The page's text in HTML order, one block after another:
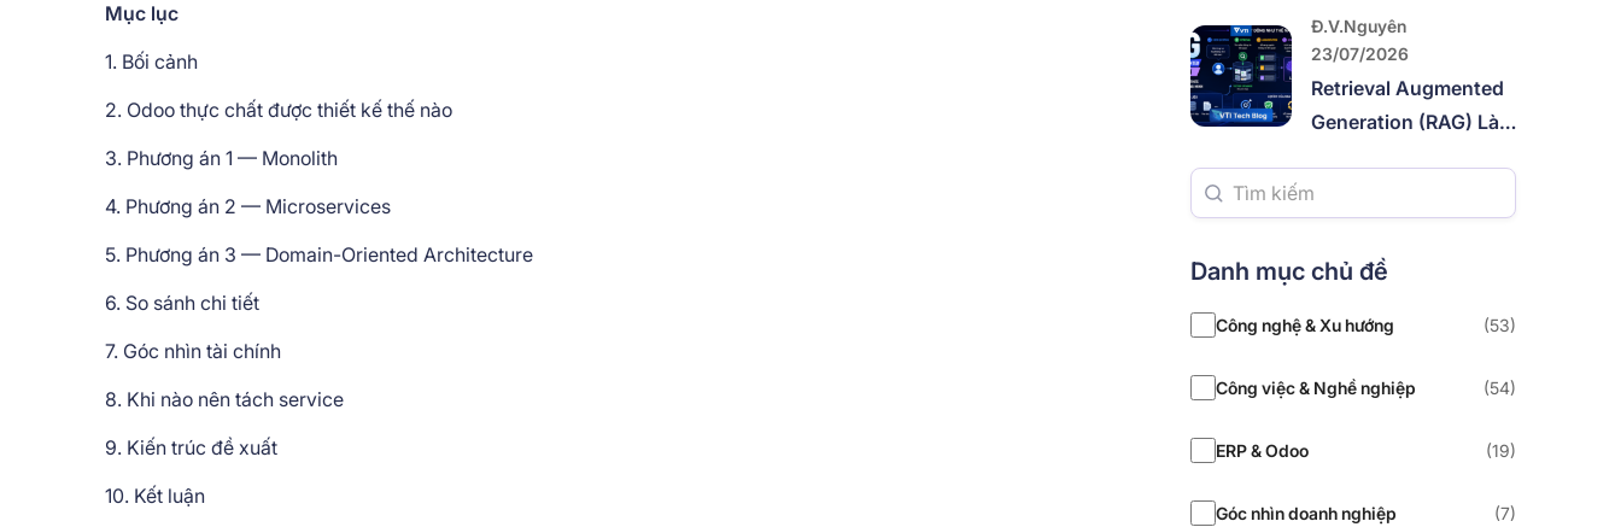
Mục lục
1. Bối cảnh
2. Odoo thực chất được thiết kế thế nào
3. Phương án 1 — Monolith
4. Phương án 2 — Microservices
5. Phương án 3 — Domain-Oriented Architecture
6. So sánh chi tiết
7. Góc nhìn tài chính
8. Khi nào nên tách service
9. Kiến trúc đề xuất
10. Kết luận
hôm nay
Đ.V.Nguyên
23/07/2026
Retrieval Augmented
Generation (RAG) Là
Diện
Danh mục chủ đề
Công nghệ & Xu hướng (53)
Công việc & Nghề nghiệp (54)
ERP & Odoo (19)
Góc nhìn doanh nghiệp (7)